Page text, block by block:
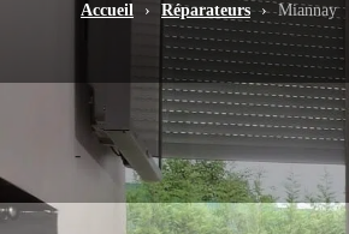
Accueil › Réparateurs › Miannay
-